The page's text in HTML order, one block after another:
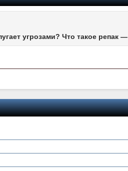
угрозами? Что такое репак —